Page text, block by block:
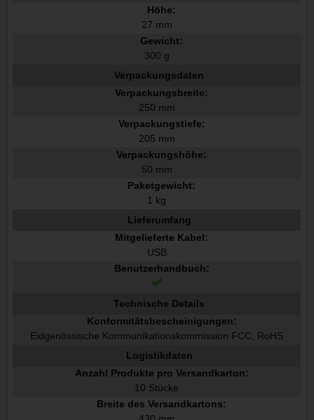
Höhe:
27 mm
Gewicht:
300 g
Verpackungsdaten
Verpackungsbreite:
250 mm
Verpackungstiefe:
205 mm
Verpackungshöhe:
50 mm
Paketgewicht:
1 kg
Lieferumfang
Mitgelieferte Kabel:
USB
Benutzerhandbuch:
Technische Details
Konformitätsbescheinigungen:
Eidgenössische Kommunikationskommission FCC, RoHS
Logistikdaten
Anzahl Produkte pro Versandkarton:
10 Stücke
Breite des Versandkartons: